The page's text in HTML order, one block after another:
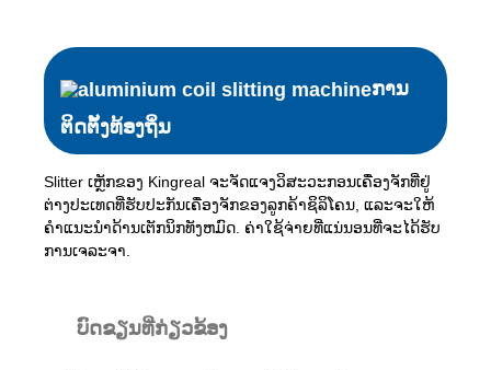
ການ
ຕິດຕັ້ງທ້ອງຖິ່ນ
Slitter ເຫຼັກຂອງ Kingreal ຈະຈັດແຈງວິສະວະກອນເຄື່ອງຈັກທີ່ຢູ່
ຕ່າງປະເທດທີ່ຮັບປະກັນເຄື່ອງຈັກຂອງລູກຄ້າຊິລິໂຄນ, ແລະຈະໃຫ້
ຄໍາແນະນໍາດ້ານເຕັກນິກທັງຫມົດ. ຄ່າໃຊ້ຈ່າຍທີ່ແນ່ນອນທີ່ຈະໄດ້ຮັບ
ການເຈລະຈາ.
ບົດຂຽນທີ່ກ່ຽວຂ້ອງ